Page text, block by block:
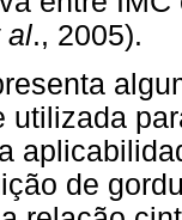
al., 2005).
utilizada
de